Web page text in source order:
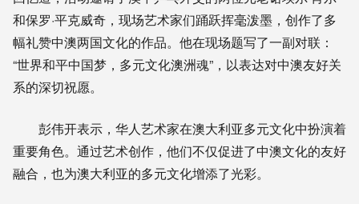
和保罗·平克威奇，现场艺术家们踊跃挥毫泼墨，创作了多
幅礼赞中澳两国文化的作品。他在现场题写了一副对联：
“世界和平中国梦，多元文化澳洲魂”，以表达对中澳友好关
系的深切祝愿。
彭伟开表示，华人艺术家在澳大利亚多元文化中扮演着
重要角色。通过艺术创作，他们不仅促进了中澳文化的友好
融合，也为澳大利亚的多元文化增添了光彩。